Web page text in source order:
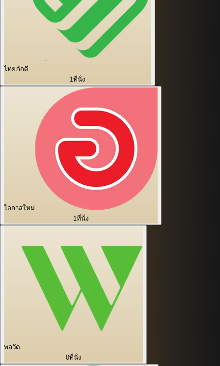
ไทยภักดี
1ที่นั่ง
โอกาสใหม่
1ที่นั่ง
พลวัต
0ที่นั่ง